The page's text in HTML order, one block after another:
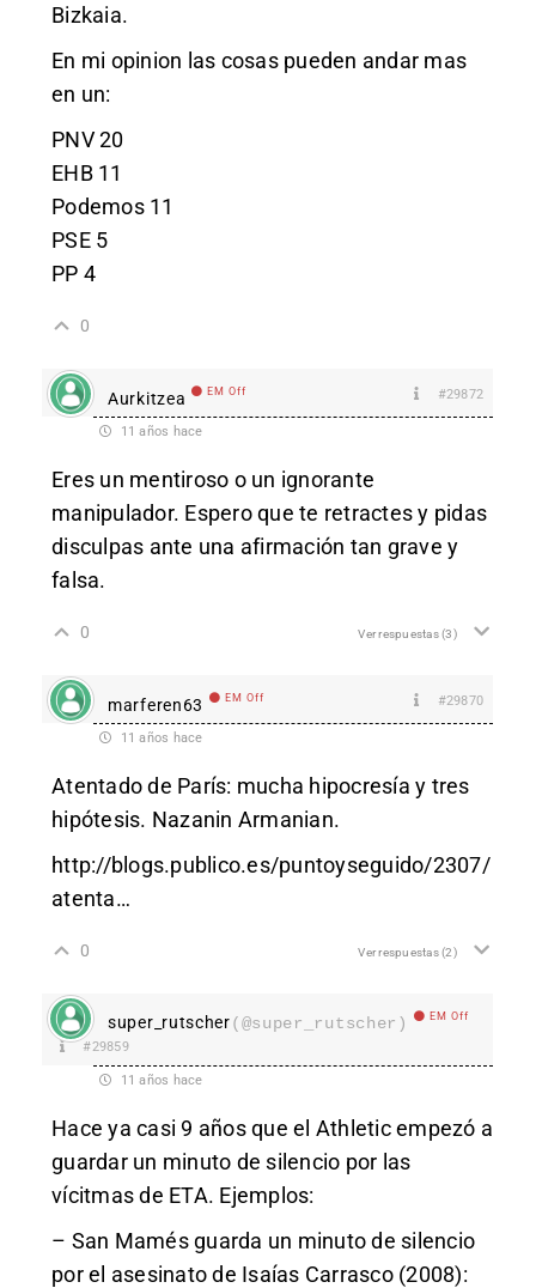
Bizkaia.
En mi opinion las cosas pueden andar mas
en un:
PNV 20
EHB 11
Podemos 11
PSE 5
PP 4
0
Aurkitzea EM Off #29872
11 años hace
Eres un mentiroso o un ignorante
manipulador. Espero que te retractes y pidas
disculpas ante una afirmación tan grave y
falsa.
0 Ver respuestas(3)
marferen63 EM Off #29870
11 años hace
Atentado de París: mucha hipocresía y tres
hipótesis. Nazanin Armanian.
http://blogs.publico.es/puntoyseguido/2307/
atenta…
0 Ver respuestas(2)
super_rutscher(@super_rutscher) EM Off
#29859
11 años hace
Hace ya casi 9 años que el Athletic empezó a
guardar un minuto de silencio por las
vícitmas de ETA. Ejemplos:
– San Mamés guarda un minuto de silencio
por el asesinato de Isaías Carrasco (2008):